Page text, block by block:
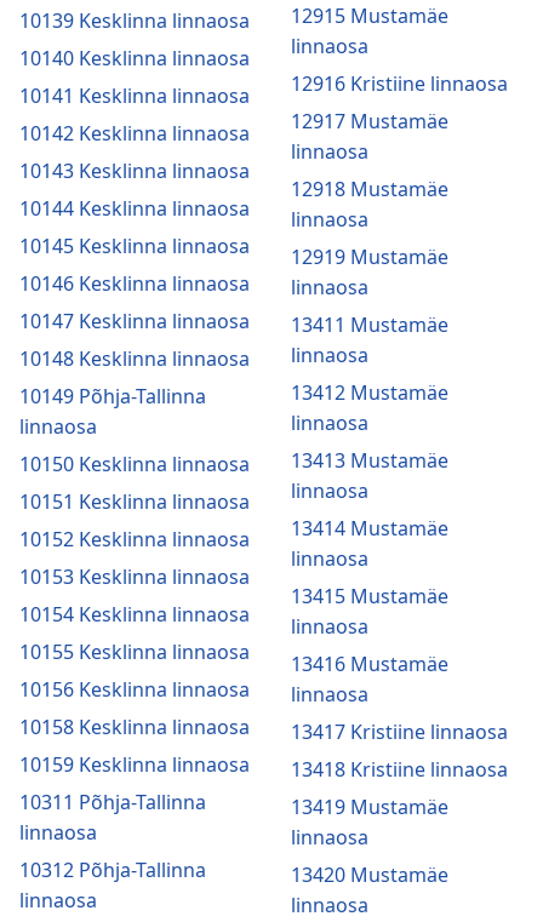
10139 Kesklinna linnaosa
10140 Kesklinna linnaosa
10141 Kesklinna linnaosa
10142 Kesklinna linnaosa
10143 Kesklinna linnaosa
10144 Kesklinna linnaosa
10145 Kesklinna linnaosa
10146 Kesklinna linnaosa
10147 Kesklinna linnaosa
10148 Kesklinna linnaosa
10149 Põhja-Tallinna
linnaosa
10150 Kesklinna linnaosa
10151 Kesklinna linnaosa
10152 Kesklinna linnaosa
10153 Kesklinna linnaosa
10154 Kesklinna linnaosa
10155 Kesklinna linnaosa
10156 Kesklinna linnaosa
10158 Kesklinna linnaosa
10159 Kesklinna linnaosa
10311 Põhja-Tallinna
linnaosa
10312 Põhja-Tallinna
linnaosa
12915 Mustamäe
linnaosa
12916 Kristiine linnaosa
12917 Mustamäe
linnaosa
12918 Mustamäe
linnaosa
12919 Mustamäe
linnaosa
13411 Mustamäe
linnaosa
13412 Mustamäe
linnaosa
13413 Mustamäe
linnaosa
13414 Mustamäe
linnaosa
13415 Mustamäe
linnaosa
13416 Mustamäe
linnaosa
13417 Kristiine linnaosa
13418 Kristiine linnaosa
13419 Mustamäe
linnaosa
13420 Mustamäe
linnaosa